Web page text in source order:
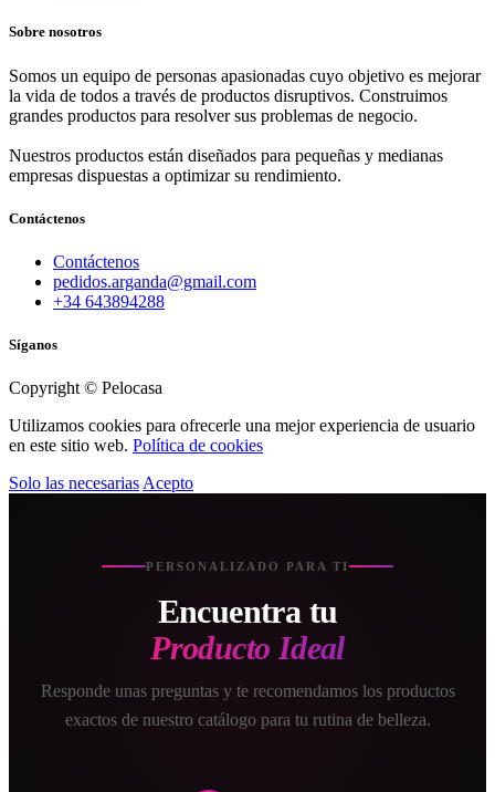
Sobre nosotros
Somos un equipo de personas apasionadas cuyo objetivo es mejorar
la vida de todos a través de productos disruptivos. Construimos
grandes productos para resolver sus problemas de negocio.
Nuestros productos están diseñados para pequeñas y medianas
empresas dispuestas a optimizar su rendimiento.
Contáctenos
Contáctenos
pedidos.arganda@gmail.com
+34 643894288
Síganos
Copyright © Pelocasa
Utilizamos cookies para ofrecerle una mejor experiencia de usuario
en este sitio web. Política de cookies
Solo las necesarias Acepto
PERSONALIZADO PARA TI
Encuentra tu
Producto Ideal
Responde unas preguntas y te recomendamos los productos
exactos de nuestro catálogo para tu rutina de belleza.